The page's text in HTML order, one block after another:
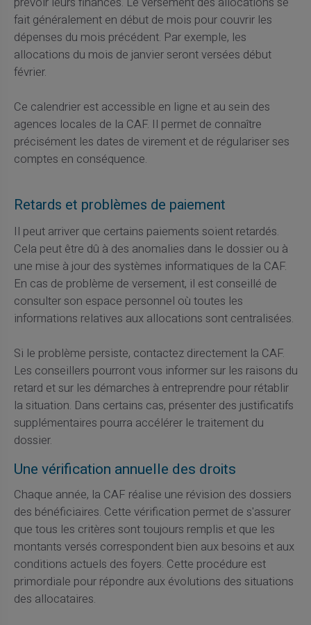
fait généralement en début de mois pour couvrir les
dépenses du mois précédent. Par exemple, les
allocations du mois de janvier seront versées début
février.
Ce calendrier est accessible en ligne et au sein des
agences locales de la CAF. Il permet de connaître
précisément les dates de virement et de régulariser ses
comptes en conséquence.
Retards et problèmes de paiement
Il peut arriver que certains paiements soient retardés.
Cela peut être dû à des anomalies dans le dossier ou à
une mise à jour des systèmes informatiques de la CAF.
En cas de problème de versement, il est conseillé de
consulter son espace personnel où toutes les
informations relatives aux allocations sont centralisées.
Si le problème persiste, contactez directement la CAF.
Les conseillers pourront vous informer sur les raisons du
retard et sur les démarches à entreprendre pour rétablir
la situation. Dans certains cas, présenter des justificatifs
supplémentaires pourra accélérer le traitement du
dossier.
Une vérification annuelle des droits
Chaque année, la CAF réalise une révision des dossiers
des bénéficiaires. Cette vérification permet de s'assurer
que tous les critères sont toujours remplis et que les
montants versés correspondent bien aux besoins et aux
conditions actuels des foyers. Cette procédure est
primordiale pour répondre aux évolutions des situations
des allocataires.